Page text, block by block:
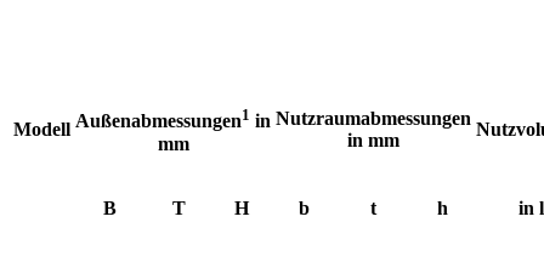
Modell Außenabmessungen1 in
mm
Nutzraumabmessungen
in mm
B T H b t h in l